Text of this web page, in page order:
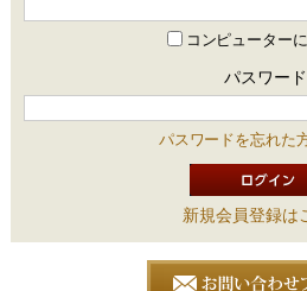
コンピューター
パスワード
パスワードを忘れた
新規会員登録は